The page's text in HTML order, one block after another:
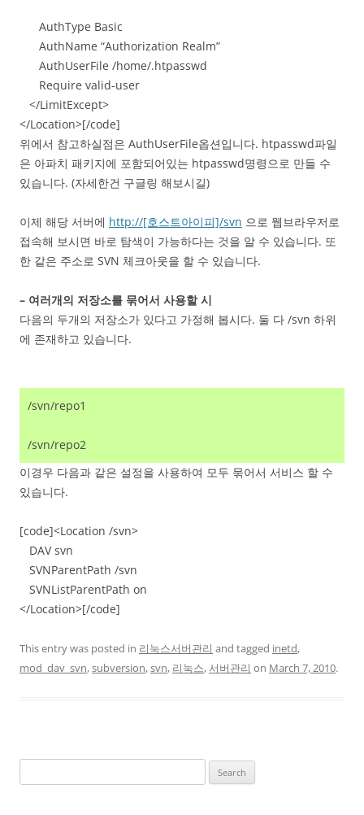
AuthType Basic
AuthName “Authorization Realm”
AuthUserFile /home/.htpasswd
Require valid-user
</LimitExcept>
</Location>[/code]
위에서 참고하실점은 AuthUserFile옵션입니다. htpasswd파일
은 아파치 패키지에 포함되어있는 htpasswd명령으로 만들 수
있습니다. (자세한건 구글링 해보시길)
이제 해당 서버에 http://[호스트아이피]/svn 으로 웹브라우저로
접속해 보시면 바로 탐색이 가능하다는 것을 알 수 있습니다. 또
한 같은 주소로 SVN 체크아웃을 할 수 있습니다.
– 여러개의 저장소를 묶어서 사용할 시
다음의 두개의 저장소가 있다고 가정해 봅시다. 둘 다 /svn 하위
에 존재하고 있습니다.
/svn/repo1
/svn/repo2
이경우 다음과 같은 설정을 사용하여 모두 묶어서 서비스 할 수
있습니다.
[code]<Location /svn>
DAV svn
SVNParentPath /svn
SVNListParentPath on
</Location>[/code]
This entry was posted in 리눅스서버관리 and tagged inetd,
mod_dav_svn,subversion,svn, 리눅스, 서버관리 on March 7, 2010.
for: